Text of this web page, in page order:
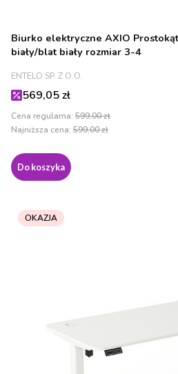
Biurko elektryczne AXIO
biały/blat biały rozmiar 3-4
PRODUCENT
ENTELO SP. Z O.O.
Cena promocyjna
569,05 zł
Cena regularna: 599,00 zł
Najniższa cena: 599,00 zł
Do koszyka
OKAZJA